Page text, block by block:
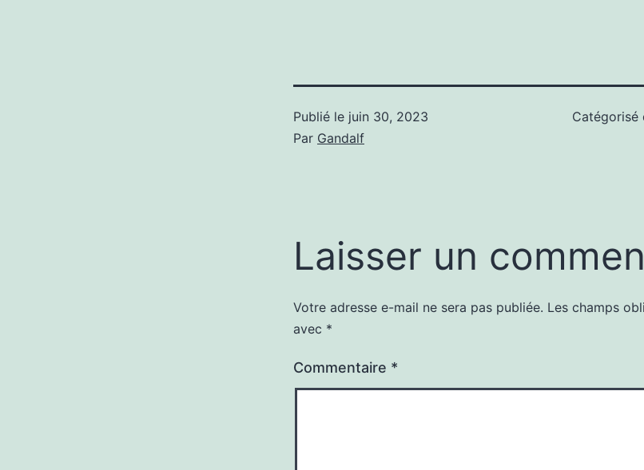
Publié le juin 30, 2023
Par Gandalf
Catégorisé
Laisser un
Votre adresse e-mail ne sera pas publiée. Les champs
avec *
Commentaire *